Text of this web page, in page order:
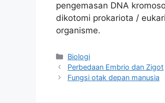
pengemasan DNA
dikotomi prokariota /
organisme.
Kategori
Biologi
Perbedaan Embrio dan Zigot
Fungsi otak depan manusia